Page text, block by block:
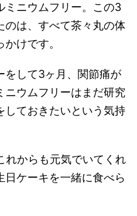
ミニウムフリー。この3
のは、すべて茶々丸の体
けです。
をして3ヶ月、関節痛が
ニウムフリーはまだ研究
しておきたいという気持
れからも元気でいてくれ
日ケーキを一緒に食べら